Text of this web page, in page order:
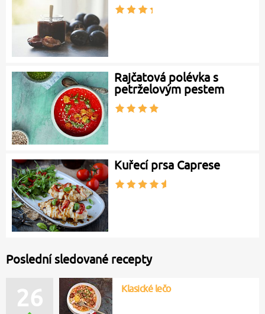
Rajčatová polévka s
petrželovým pestem
Kuřecí prsa Caprese
Poslední sledované recepty
26 Klasické lečo